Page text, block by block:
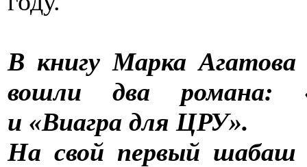
В книгу Марка
вошли два романа:
и «Виагра для ЦРУ».
На свой первый шабаш